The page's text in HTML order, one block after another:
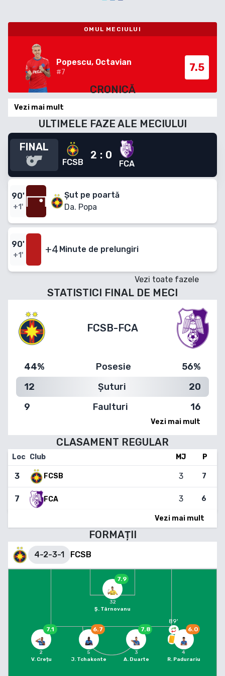
OMUL MECIULUI
Popescu, Octavian
#7
7.5
CRONICĂ
Vezi mai mult
ULTIMELE FAZE ALE MECIULUI
FINAL
FCSB
2 : 0
FCA
90'
+1'
Șut pe poartă
Da. Popa
90'
+1' +4 Minute de prelungiri
Vezi toate fazele
STATISTICI FINAL DE MECI
FCSB- FCA
44% Posesie
56%
12
Șuturi
20
9
Faulturi 16
Vezi mai mult
CLASAMENT REGULAR
Loc Club MJ P
3 FCSB 3 7
7 FCA 3 6
Vezi mai mult
FORMAȚII
4-2-3-1 FCSB
7.9
32
Ș. Târnovanu
7.1
2
V. Crețu
6.7
5
J. Tchakonte
7.8
3
A. Duarte
6.0
89'
4
R. Padurariu